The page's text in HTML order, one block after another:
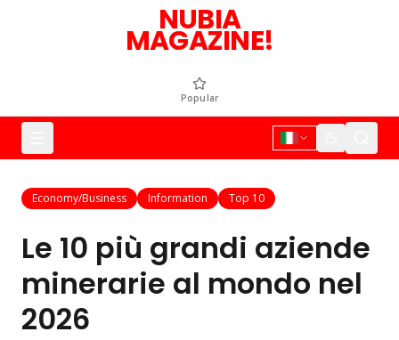
NUBIA
MAGAZINE!
Popular
Economy/Business Information Top 10
Le 10 più grandi aziende
minerarie al mondo nel
2026